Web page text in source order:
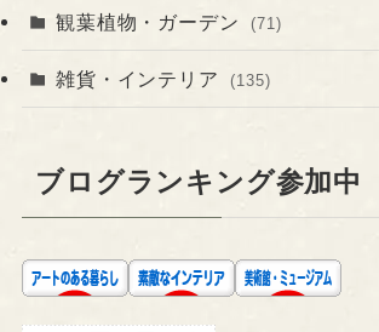
観葉植物・ガーデン (71)
雑貨・インテリア (135)
ブログランキング参加中